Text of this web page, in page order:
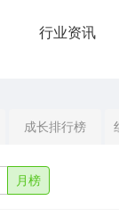
行业资讯
成长排行榜
月榜